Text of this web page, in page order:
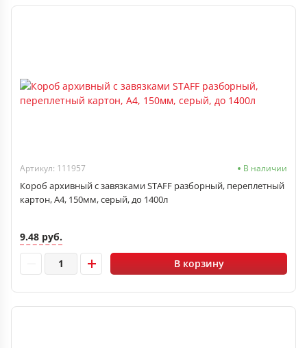
Артикул: 111957 В наличии
Короб архивный с завязками STAFF разборный, переплетный
картон, А4, 150мм, серый, до 1400л
9.48 руб.
В корзину